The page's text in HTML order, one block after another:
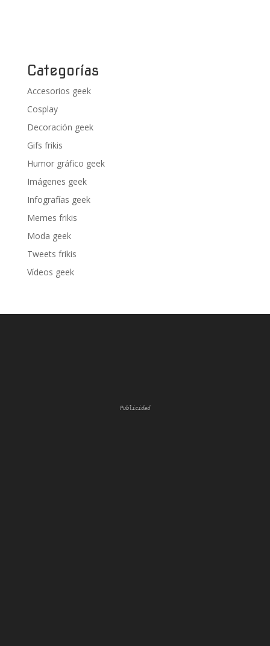
Categorías
Accesorios geek
Cosplay
Decoración geek
Gifs frikis
Humor gráfico geek
Imágenes geek
Infografías geek
Memes frikis
Moda geek
Tweets frikis
Vídeos geek
Publicidad